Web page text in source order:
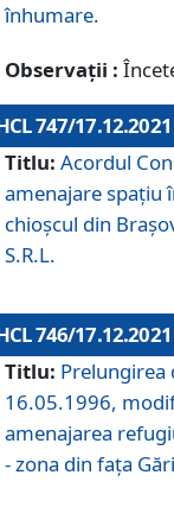
înhumare.
Observații :
747/17.12.2021
Titlu: Acordul
amenajare spațiu
chioșcul din
S.R.L.
746/17.12.2021
Titlu: Prelungirea
16.05.1996,
amenajarea
- zona din faţa